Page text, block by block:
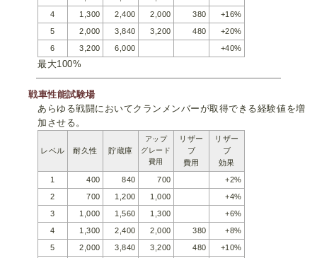
4
1,300 2,400 2,000 380
+16%
5
2,000 3,840 3,200 480
+20%
6
3,200 6,000 +40%
最大100%
戦車性能試験場
あらゆる戦闘においてクランメンバーが取得できる経験値を増
加させる。
レベル 耐久性 貯蔵庫
アップ
グレード
費用
リザー
ブ
費用
リザー
ブ
効果
1
400 840 700
+2%
2
700 1,200 1,000
+4%
3
1,000 1,560 1,300
+6%
4
1,300 2,400 2,000 380
+8%
5
2,000 3,840 3,200 480
+10%